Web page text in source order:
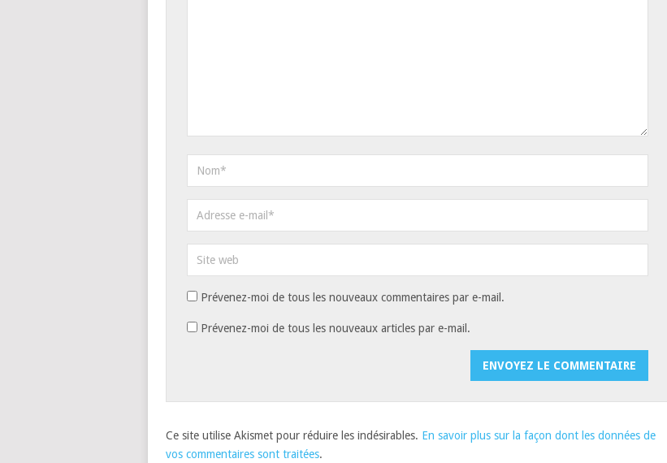
Prévenez-moi de tous les nouveaux commentaires par e-mail.
Prévenez-moi de tous les nouveaux articles par e-mail.
Ce site utilise Akismet pour réduire les indésirables. En savoir plus sur la façon dont les données de
vos commentaires sont traitées.